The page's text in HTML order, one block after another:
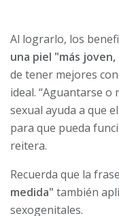
Al lograrlo, los
una piel "más
de tener mejores
ideal. “Aguantarse
sexual ayuda a que
para que pueda
reitera.
Recuerda que la frase
medida" también
sexogenitales.